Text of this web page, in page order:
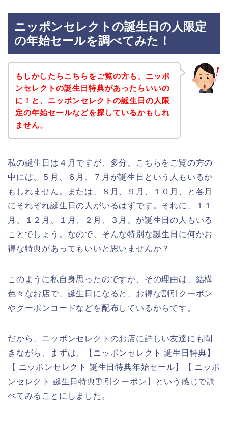
ニッポンセレクトの誕生日の人限定
の年始セールを調べてみた！
もしかしたらこちらをご覧の方も、ニッポ
ンセレクトの誕生日特典があったらいいの
に！と、ニッポンセレクトの誕生日の人限
定の年始セールなどを探しているかもしれ
ません。
私の誕生日は４月ですが、多分、こちらをご覧の方の
中には、５月、６月、７月が誕生日という人もいるか
もしれません。または、８月、９月、１０月、と各月
にそれぞれ誕生日の人がいるはずです。それに、１１
月、１２月、１月、２月、３月、が誕生日の人もいる
ことでしょう。なので、そんな特別な誕生日に何かお
得な特典があってもいいと思いませんか？
このように私自身思ったのですが、その理由は、結構
色々なお店で、誕生日になると、お得な割引クーポン
やクーポンコードなどを配布しているからです。
だから、ニッポンセレクトのお店に詳しい友達にも聞
きながら、まずは、【ニッポンセレクト 誕生日特典】
【 ニッポンセレクト 誕生日特典年始セール】【 ニッポ
ンセレクト 誕生日特典割引クーポン】という感じで調
べてみることにしました。